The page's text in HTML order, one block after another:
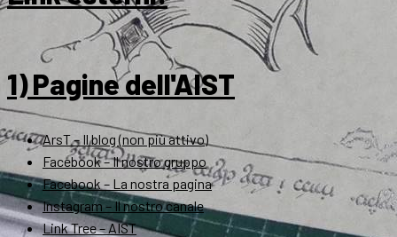
1) Pagine dell'AIST
ArsT – Il blog (non più attivo)
Facebook – Il nostro gruppo
Facebook – La nostra pagina
Instagram – Il nostro canale
Link Tree – AIST